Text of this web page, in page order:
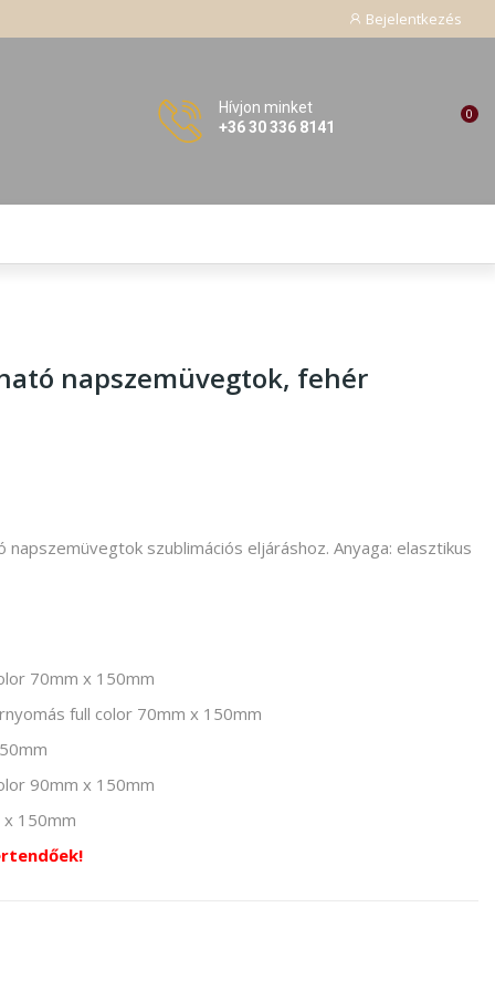
Bejelentkezés
Hívjon minket
+36 30 336 8141
0
napszemüvegtok, fehér
szublimációs eljáráshoz. Anyaga: elasztikus
70mm x 150mm
full color 70mm x 150mm
90mm x 150mm
150mm